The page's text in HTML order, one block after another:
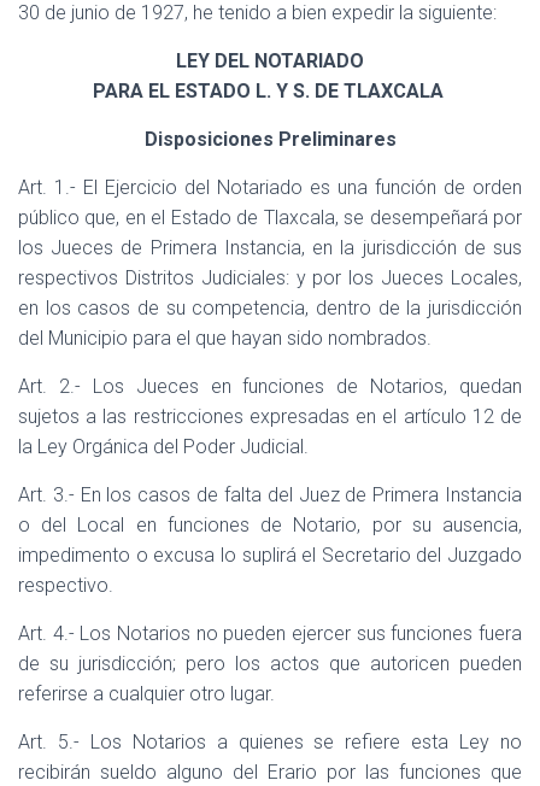
30 de junio de 1927, he tenido a bien expedir la siguiente:
LEY DEL NOTARIADO
PARA EL ESTADO L. Y S. DE TLAXCALA
Disposiciones Preliminares
Art. 1.- El Ejercicio del Notariado es una función de orden
público que, en el Estado de Tlaxcala, se desempeñará por
los Jueces de Primera Instancia, en la jurisdicción de sus
respectivos Distritos Judiciales: y por los Jueces Locales,
en los casos de su competencia, dentro de la jurisdicción
del Municipio para el que hayan sido nombrados.
Art. 2.- Los Jueces en funciones de Notarios, quedan
sujetos a las restricciones expresadas en el artículo 12 de
la Ley Orgánica del Poder Judicial.
Art. 3.- En los casos de falta del Juez de Primera Instancia
o del Local en funciones de Notario, por su ausencia,
impedimento o excusa lo suplirá el Secretario del Juzgado
respectivo.
Art. 4.- Los Notarios no pueden ejercer sus funciones fuera
de su jurisdicción; pero los actos que autoricen pueden
referirse a cualquier otro lugar.
Art. 5.- Los Notarios a quienes se refiere esta Ley no
recibirán sueldo alguno del Erario por las funciones que